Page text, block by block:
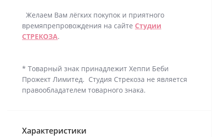
Желаем Вам лёгких покупок и приятного
времяпрепровождения на сайте Студии
СТРЕКОЗА.
* Товарный знак принадлежит Хеппи Беби
Прожект Лимитед. Студия Стрекоза не является
правообладателем товарного знака.
Характеристики